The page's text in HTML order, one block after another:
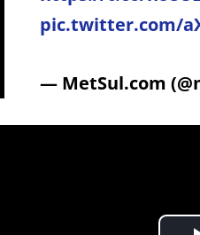
pic.twitter.com/
— MetSul.com